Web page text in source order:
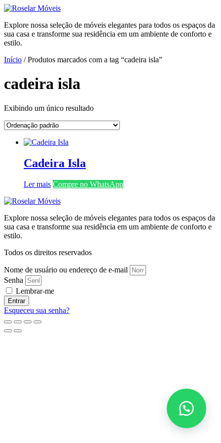
Ir
o
conteúdo
Explore nossa seleção de móveis elegantes para todos os espaços da
sua casa e transforme sua residência em um ambiente de conforto e
estilo.
Início / Produtos marcados com a tag “cadeira isla”
cadeira isla
Exibindo um único resultado
Cadeira Isla
Ler mais Compre no WhatsApp
Explore nossa seleção de móveis elegantes para todos os espaços da
sua casa e transforme sua residência em um ambiente de conforto e
estilo.
Todos os direitos reservados
Nome de usuário ou endereço de e-mail
Senha
Lembrar-me
Entrar
Esqueceu sua senha?